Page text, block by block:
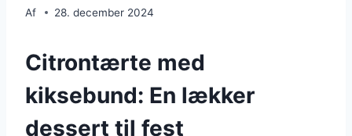
Af 28. december 2024
Citrontærte med
kiksebund: En lækker
dessert til fest